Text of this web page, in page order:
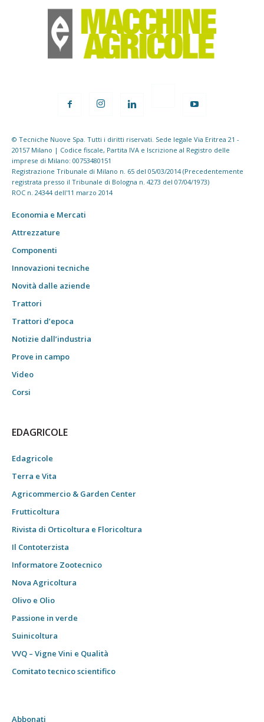
© Tecniche Nuove Spa. Tutti i diritti riservati. Sede legale Via Eritrea 21 -
20157 Milano | Codice fiscale, Partita IVA e Iscrizione al Registro delle
imprese di Milano: 00753480151
Registrazione Tribunale di Milano n. 65 del 05/03/2014 (Precedentemente
registrata presso il Tribunale di Bologna n. 4273 del 07/04/1973)
ROC n. 24344 dell'11 marzo 2014
Economia e Mercati
Attrezzature
Componenti
Innovazioni tecniche
Novità dalle aziende
Trattori
Trattori d’epoca
Notizie dall’industria
Prove in campo
Video
Corsi
EDAGRICOLE
Edagricole
Terra e Vita
Agricommercio & Garden Center
Frutticoltura
Rivista di Orticoltura e Floricoltura
Il Contoterzista
Informatore Zootecnico
Nova Agricoltura
Olivo e Olio
Passione in verde
Suinicoltura
VVQ – Vigne Vini e Qualità
Comitato tecnico scientifico
Abbonati